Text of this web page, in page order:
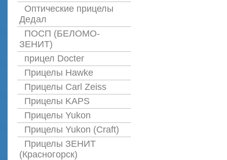
Оптические прицелы
Дедал
ПОСП (БЕЛОМО-
ЗЕНИТ)
прицел Docter
Прицелы Hawke
Прицелы Carl Zeiss
Прицелы KAPS
Прицелы Yukon
Прицелы Yukon (Craft)
Прицелы ЗЕНИТ
(Красногорск)